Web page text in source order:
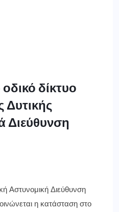
δίκτυο
Δυτικής
Διεύθυνση
Αστυνομική Διεύθυνση
η κατάσταση στο